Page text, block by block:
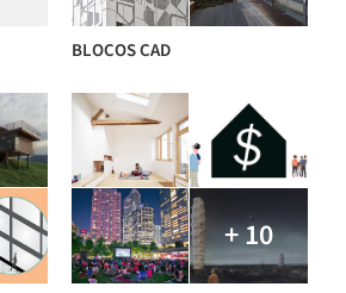
BLOCOS CAD
+ 10